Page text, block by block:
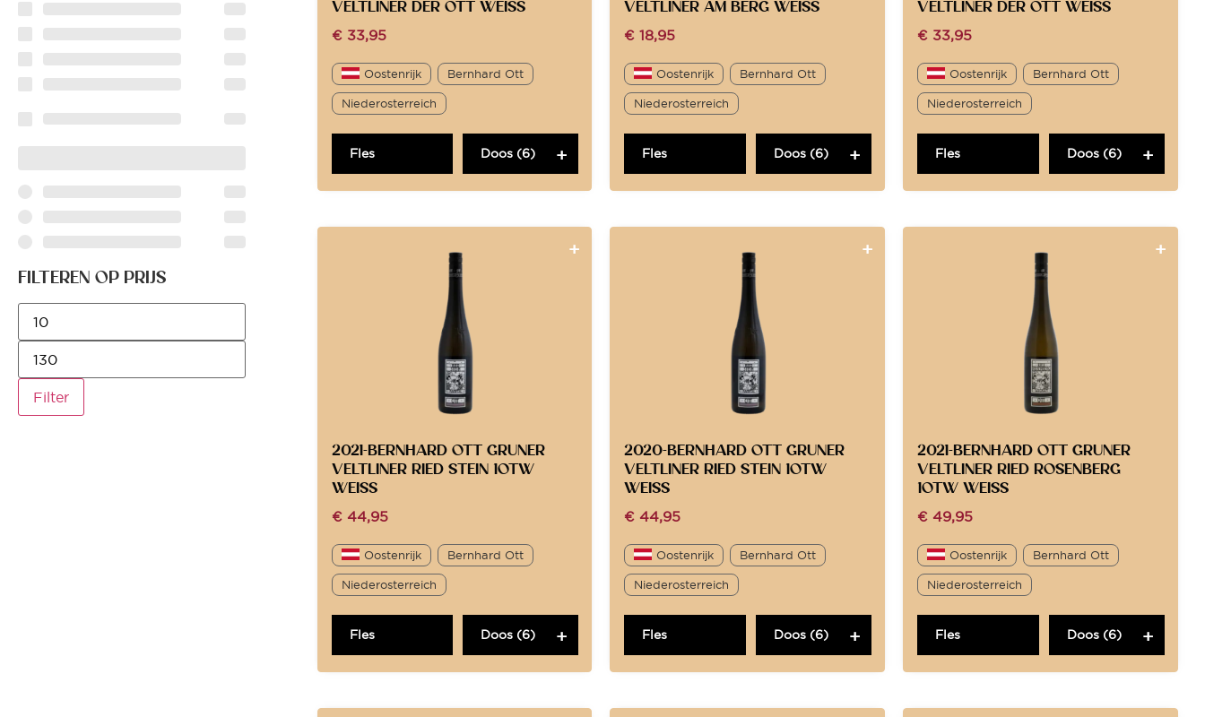
FILTEREN OP PRIJS
Filter
VELTLINER DER OTT WEISS
€33,95
Oostenrijk Bernhard Ott
Niederosterreich
Fles Doos (6)
VELTLINER AM BERG WEISS
€ 18,95
Oostenrijk Bernhard Ott
Niederosterreich
Fles Doos (6)
VELTLINER DER OTT WEISS
€ 33,95
Oostenrijk Bernhard Ott
Niederosterreich
Fles Doos (6)
2021-BERNHARD OTT GRUNER
VELTLINER RIED STEIN 1OTW
WEISS
€44,95
Oostenrijk Bernhard Ott
Niederosterreich
Fles Doos (6)
2020-BERNHARD OTT GRUNER
VELTLINER RIED STEIN 1OTW
WEISS
€ 44,95
Oostenrijk Bernhard Ott
Niederosterreich
Fles Doos (6)
2021-BERNHARD OTT GRUNER
VELTLINER RIED ROSENBERG
1OTW WEISS
€ 49,95
Oostenrijk Bernhard Ott
Niederosterreich
Fles Doos (6)